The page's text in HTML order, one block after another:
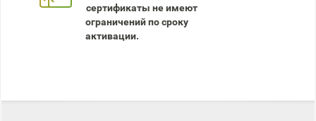
сертификаты не имеют
ограничений по сроку
активации.